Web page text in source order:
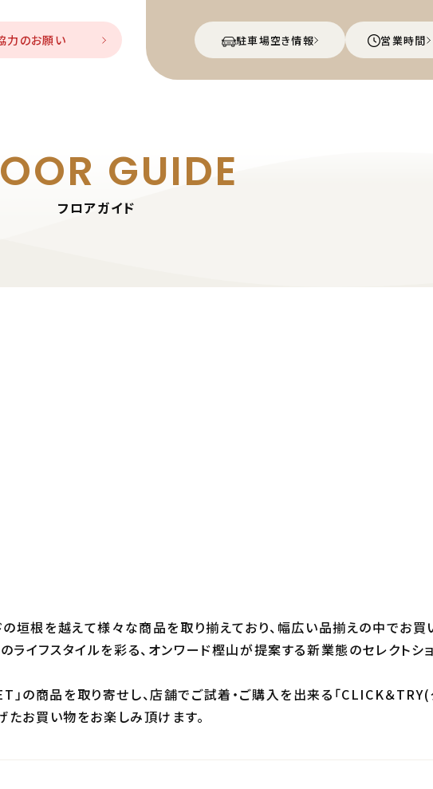
駐車場空き情報 営業時間
力のお願い
GUIDE
フロアガイド
垣根を越えて様々な商品を取り揃えており、幅広い品揃えの中でお買
ライフスタイルを彩る、オンワード樫山が提案する新業態のセレクトシ
」の商品を取り寄せし、店舗でご試着・ご購入を出来る「CLICK＆TRY(
たお買い物をお楽しみ頂けます。